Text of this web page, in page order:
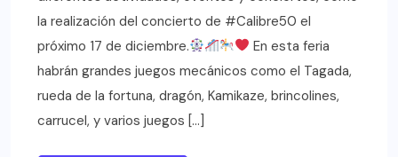
la realización del concierto de #Calibre50 el
próximo 17 de diciembre.
En esta feria
habrán grandes juegos mecánicos como el Tagada,
rueda de la fortuna, dragón, Kamikaze, brincolines,
carrucel, y varios juegos […]